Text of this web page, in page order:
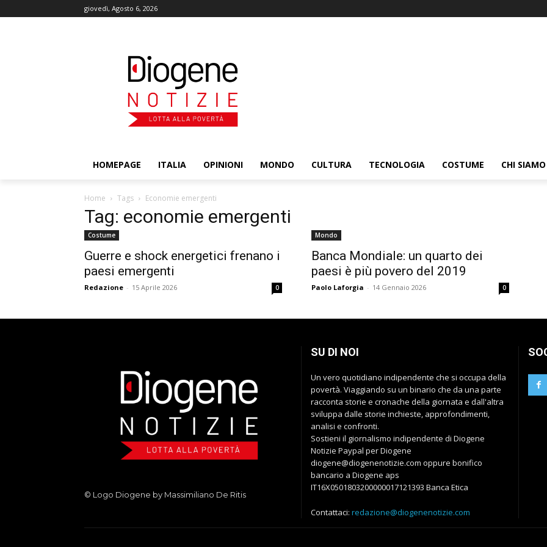
giovedì, Agosto 6, 2026
HOMEPAGE ITALIA OPINIONI MONDO CULTURA TECNOLOGIA COSTUME CHI SIAMO
Home Tags Economie emergenti
Tag: economie emergenti
Costume
Guerre e shock energetici frenano i
paesi emergenti
Redazione - 15 Aprile 2026 0
Mondo
Banca Mondiale: un quarto dei
paesi è più povero del 2019
Paolo Laforgia - 14 Gennaio 2026 0
© Logo Diogene by Massimiliano De Ritis
SU DI NOI
Un vero quotidiano indipendente che si occupa della
povertà. Viaggiando su un binario che da una parte
racconta storie e cronache della giornata e dall'altra
sviluppa dalle storie inchieste, approfondimenti,
analisi e confronti.
Sostieni il giornalismo indipendente di Diogene
Notizie Paypal per Diogene
diogene@diogenenotizie.com oppure bonifico
bancario a Diogene aps
IT16X0501803200000017121393 Banca Etica
Contattaci: redazione@diogenenotizie.com